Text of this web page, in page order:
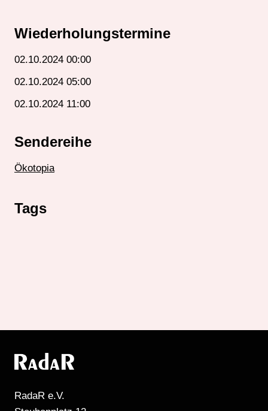
Wiederholungstermine
02.10.2024 00:00
02.10.2024 05:00
02.10.2024 11:00
Sendereihe
Ökotopia
Tags
RadaR e.V.